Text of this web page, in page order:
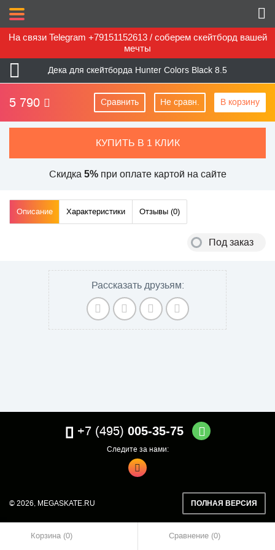
На связи Telegram +79151152613 / соберем скейтборд вашей
мечты
Корзина (0) Сравнение 0
Дека для скейтборда Hunter Colors Black 8.5
5 790 В корзину
Сравнить Не сравн.
КУПИТЬ В 1 КЛИК
Скидка 5%при оплате картой на сайте
Описание Характеристики Отзывы (0)
Под заказ
Рассказать друзьям:
+7 (495) 005-35-75
Следите за нами:
© 2026, MEGASKATE.RU ПОЛНАЯ ВЕРСИЯ